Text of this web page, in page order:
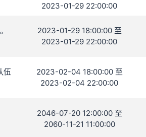
2023-01-29 22:00:00
2023-01-29 18:00:00 至
2023-01-29 22:00:00
伍
2023-02-04 18:00:00 至
2023-02-04 22:00:00
2046-07-20 12:00:00 至
2060-11-21 11:00:00